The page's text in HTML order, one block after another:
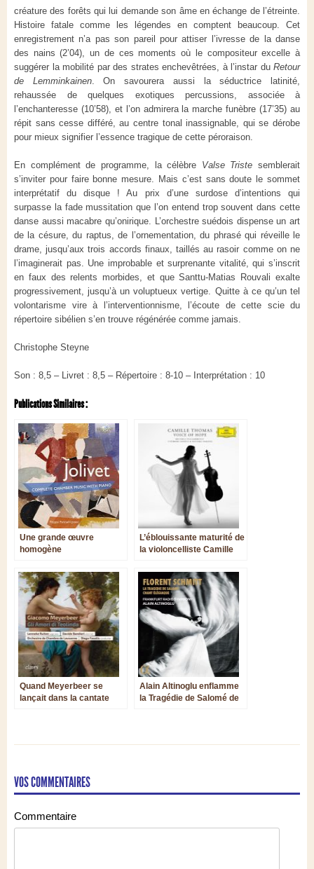
créature des forêts qui lui demande son âme en échange de l’étreinte.
Histoire fatale comme les légendes en comptent beaucoup. Cet
enregistrement n’a pas son pareil pour attiser l’ivresse de la danse
des nains (2’04), un de ces moments où le compositeur excelle à
suggérer la mobilité par des strates enchevêtrées, à l’instar du Retour
de Lemminkainen. On savourera aussi la séductrice latinité,
rehaussée de quelques exotiques percussions, associée à
l’enchanteresse (10’58), et l’on admirera la marche funèbre (17’35) au
répit sans cesse différé, au centre tonal inassignable, qui se dérobe
pour mieux signifier l’essence tragique de cette péroraison.
En complément de programme, la célèbre Valse Triste semblerait
s’inviter pour faire bonne mesure. Mais c’est sans doute le sommet
interprétatif du disque ! Au prix d’une surdose d’intentions qui
surpasse la fade mussitation que l’on entend trop souvent dans cette
danse aussi macabre qu’onirique. L’orchestre suédois dispense un art
de la césure, du raptus, de l’ornementation, du phrasé qui réveille le
drame, jusqu’aux trois accords finaux, taillés au rasoir comme on ne
l’imaginerait pas. Une improbable et surprenante vitalité, qui s’inscrit
en faux des relents morbides, et que Santtu-Matias Rouvali exalte
progressivement, jusqu’à un voluptueux vertige. Quitte à ce qu’un tel
volontarisme vire à l’interventionnisme, l’écoute de cette scie du
répertoire sibélien s’en trouve régénérée comme jamais.
Christophe Steyne
Son : 8,5 – Livret : 8,5 – Répertoire : 8-10 – Interprétation : 10
Publications Similaires :
Une grande œuvre
homogène
L’éblouissante maturité de
la violoncelliste Camille
Quand Meyerbeer se
lançait dans la cantate
Alain Altinoglu enflamme
la Tragédie de Salomé de
VOS COMMENTAIRES
Commentaire